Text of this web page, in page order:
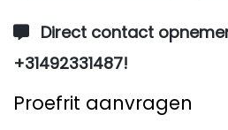
Direct contact
+31492331487!
Proefrit aanvragen